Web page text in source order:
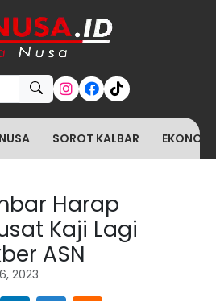
SOROT KALBAR
Harap
Kaji Lagi
ASN
2023